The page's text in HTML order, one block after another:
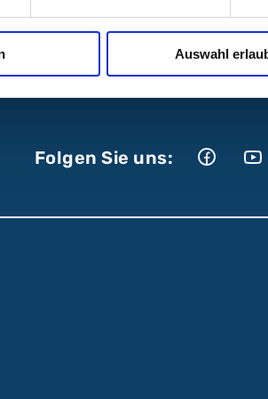
Auswahl
Psychotherapie im ABC am
Folgen Sie uns: